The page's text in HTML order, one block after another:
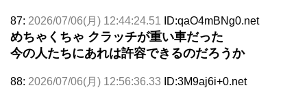
87: 2026/07/06(月) 12:44:24.51 ID:qaO4mBNg0.net
めちゃくちゃ クラッチが重い車だった
今の人たちにあれは許容できるのだろうか
88: 2026/07/06(月) 12:56:36.33 ID:3M9aj6i+0.net